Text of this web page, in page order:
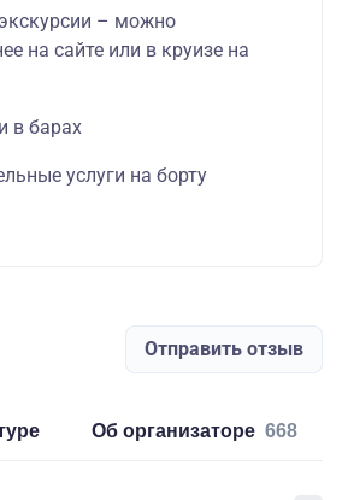
– можно
на сайте или в круизе на
в барах
услуги на борту
Отправить отзыв
туре об организаторе 668